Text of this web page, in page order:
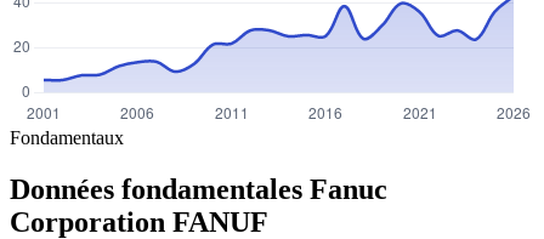
Fondamentaux
Données fondamentales Fanuc
Corporation FANUF